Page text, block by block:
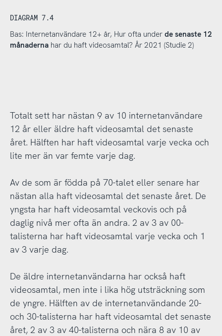
DIAGRAM 7.4
Bas: Internetanvändare 12+ år, Hur ofta under de senaste 12
månadernahar du haft videosamtal? År 2021 (Studie 2)
Totalt sett har nästan 9 av 10 internetanvändare
12 år eller äldre haft videosamtal det senaste
året. Hälften har haft videosamtal varje vecka och
lite mer än var femte varje dag.
Av de som är födda på 70-talet eller senare har
nästan alla haft videosamtal det senaste året. De
yngsta har haft videosamtal veckovis och på
daglig nivå mer ofta än andra. 2 av 3 av 00-
talisterna har haft videosamtal varje vecka och 1
av 3 varje dag.
De äldre internetanvändarna har också haft
videosamtal, men inte i lika hög utsträckning som
de yngre. Hälften av de internetanvändande 20-
och 30-talisterna har haft videosamtal det senaste
året, 2 av 3 av 40-talisterna och nära 8 av 10 av